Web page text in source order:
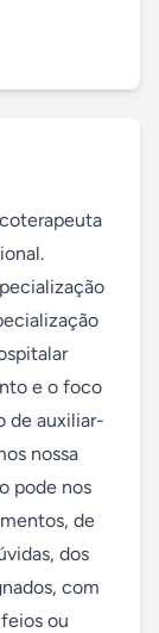
e o foco
de auxiliar-
nossa
pode nos
de
dos
com
ou